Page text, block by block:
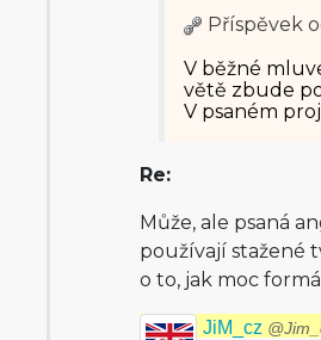
Příspěvek
V běžné
větě zbude
V psaném
Re:
Může, ale psaná
používají stažené
o to, jak moc
JiM_cz